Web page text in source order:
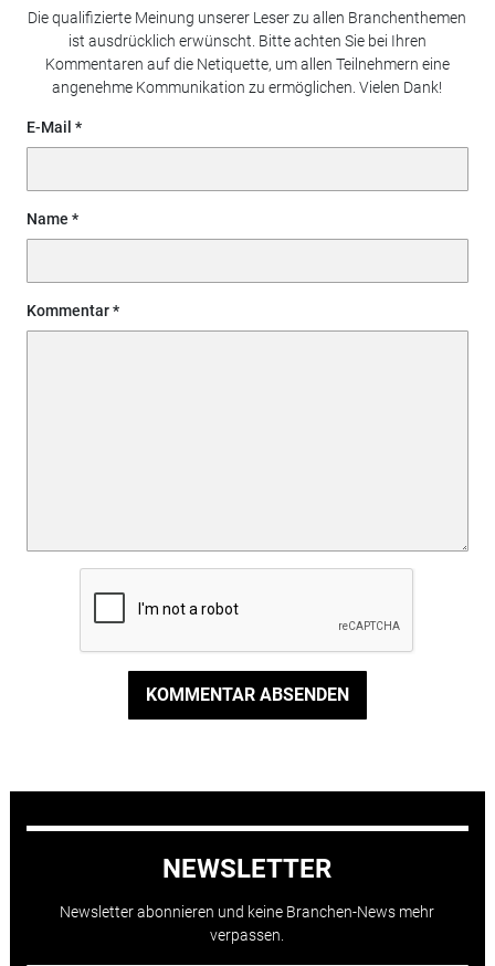
Die qualifizierte Meinung unserer Leser zu allen Branchenthemen
ist ausdrücklich erwünscht. Bitte achten Sie bei Ihren
Kommentaren auf die Netiquette, um allen Teilnehmern eine
angenehme Kommunikation zu ermöglichen. Vielen Dank!
E-Mail
Name
Kommentar
KOMMENTAR ABSENDEN
NEWSLETTER
Newsletter abonnieren und keine Branchen-News mehr
verpassen.